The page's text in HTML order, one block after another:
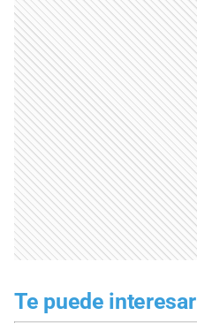
Te puede interesar